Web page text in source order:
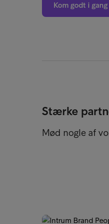
Kom godt i gang
Stærke
Mød nogle af